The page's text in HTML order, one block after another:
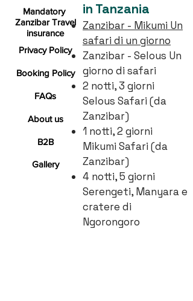
Mandatory
Zanzibar Travel
insurance
Privacy Policy
Booking Policy
FAQs
About us
B2B
Gallery
in Tanzania
Zanzibar - Mikumi Un
safari di un giorno
Zanzibar - Selous Un
giorno di safari
2 notti, 3 giorni
Selous Safari (da
Zanzibar)
1 notti, 2 giorni
Mikumi Safari (da
Zanzibar)
4 notti, 5 giorni
Serengeti, Manyara e
cratere di
Ngorongoro